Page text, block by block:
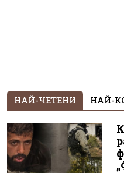
НАЙ-ЧЕТЕНИ НАЙ-